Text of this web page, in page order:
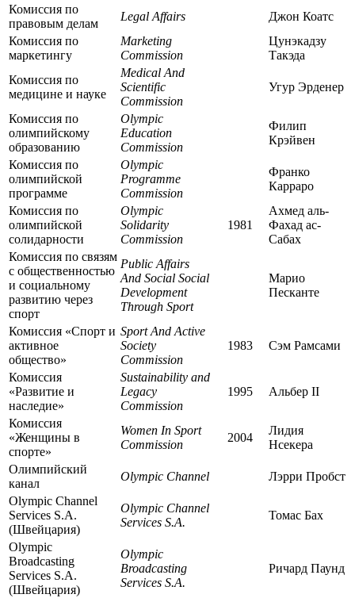
Комиссия по
правовым делам
Legal Affairs
Джон Коатс
Комиссия по
маркетингу
Marketing
Commission
Цунэкадзу
Такэда
Комиссия по
медицине и науке
Medical And
Scientific
Commission
Угур Эрденер
Комиссия по
олимпийскому
образованию
Olympic
Education
Commission
Филип
Крэйвен
Комиссия по
олимпийской
программе
Olympic
Programme
Commission
Франко
Карраро
Комиссия по
олимпийской
солидарности
Olympic
Solidarity
Commission
1981
Ахмед аль-
Фахад ас-
Сабах
Комиссия по связям
с общественностью
и социальному
развитию через
спорт
Public Affairs
And Social Social
Development
Through Sport
Марио
Песканте
Комиссия «Спорт и
активное
общество»
Sport And Active
Society
Commission
1983 Сэм Рамсами
Комиссия
«Развитие и
наследие»
Sustainability and
Legacy
Commission
1995 Альбер II
Комиссия
«Женщины в
спорте»
Women In Sport
Commission
2004
Лидия
Нсекера
Олимпийский
канал
Olympic Channel
Лэрри Пробст
Olympic Channel
Services S.A.
(Швейцария)
Olympic Channel
Services S.A.
Томас Бах
Olympic
Broadcasting
Services S.A.
(Швейцария)
Olympic
Broadcasting
Services S.A.
Ричард Паунд